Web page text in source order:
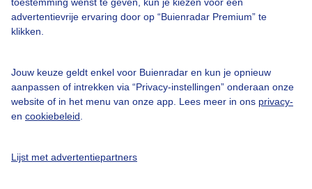
advertentievrije ervaring door op “Buienradar Premium” te
klikken.
Jouw keuze geldt enkel voor Buienradar en kun je opnieuw
aanpassen of intrekken via “Privacy-instellingen” onderaan onze
website of in het menu van onze app. Lees meer in ons privacy-
en cookiebeleid
Lijst met advertentiepartners
Veelgestelde vragen
Contact
Gebruikersvoorwaarden
Adverteren
Privacy beleid